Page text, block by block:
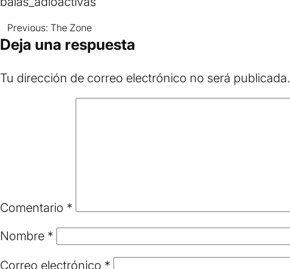
Navegación
entradas
Previous: The Zone
Deja una respuesta
Tu dirección de correo electrónico no será publicada.
Comentario *
Nombre *
Correo electrónico *